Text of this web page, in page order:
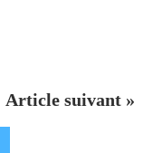
Article suivant »